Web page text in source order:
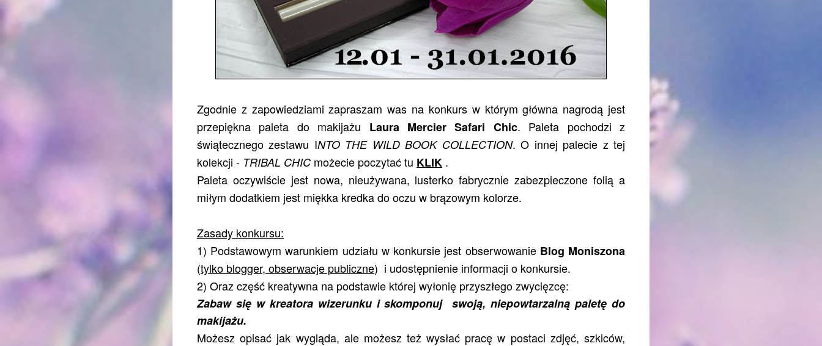
Zgodnie z zapowiedziami zapraszam was na konkurs w którym główna nagrodą jest
przepiękna paleta do makijażu Laura Mercier Safari Chic. Paleta pochodzi z
świątecznego zestawu INTO THE WILD BOOK COLLECTION. O innej palecie z tej
kolekcji - TRIBAL CHIC możecie poczytać tu KLIK .
Paleta oczywiście jest nowa, nieużywana, lusterko fabrycznie zabezpieczone folią a
miłym dodatkiem jest miękka kredka do oczu w brązowym kolorze.
Zasady konkursu:
1) Podstawowym warunkiem udziału w konkursie jest obserwowanie Blog Moniszona
(tylko blogger, obserwacje publiczne) i udostępnienie informacji o konkursie.
2) Oraz część kreatywna na podstawie której wyłonię przyszłego zwycięzcę:
Zabaw się w kreatora wizerunku i skomponuj swoją, niepowtarzalną paletę do
makijażu.
Możesz opisać jak wygląda, ale możesz też wysłać pracę w postaci zdjęć, szkiców,